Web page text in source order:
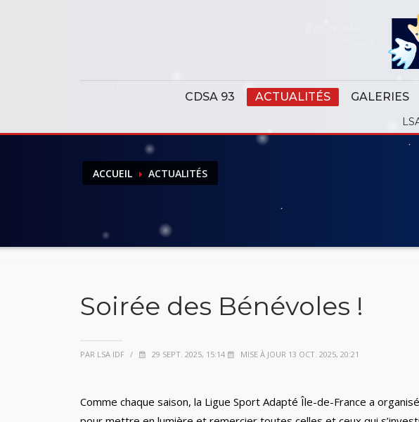
CDSA 93 ACTUALITÉS GALERIES
ACCUEIL ACTUALITÉS
Soirée des Bénévoles !
PAR LSA IDF / 29 SEPT. 2025, 15:14 MISE À JOUR 13 OCT. 2025, 20:21
Comme chaque saison, la Ligue Sport Adapté Île-de-France a